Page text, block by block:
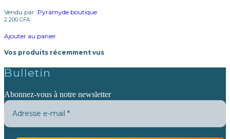
Vendu par :Pyramyde boutique
2 200 CFA
Ajouter au panier
Vos produits récemment vus
Bulletin
Abonnez-vous à notre newsletter